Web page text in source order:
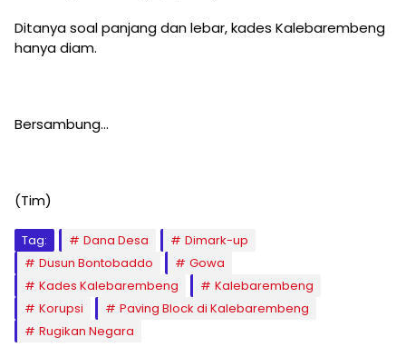
Ditanya soal panjang dan lebar, kades Kalebarembeng
hanya diam.
Bersambung…
(Tim)
Tag: Dana Desa
Dimark-up
Dusun Bontobaddo
Gowa
Kades Kalebarembeng
Kalebarembeng
Korupsi
Paving Block di Kalebarembeng
Rugikan Negara